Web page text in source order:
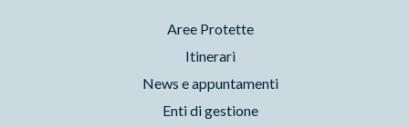
Aree Protette
Itinerari
News e appuntamenti
Enti di gestione